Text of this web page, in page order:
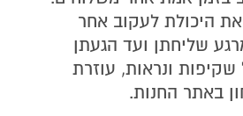
היכולת לעקוב אחר
שליחתן ועד הגעתן
ונראות, עוזרת
באתר החנות.